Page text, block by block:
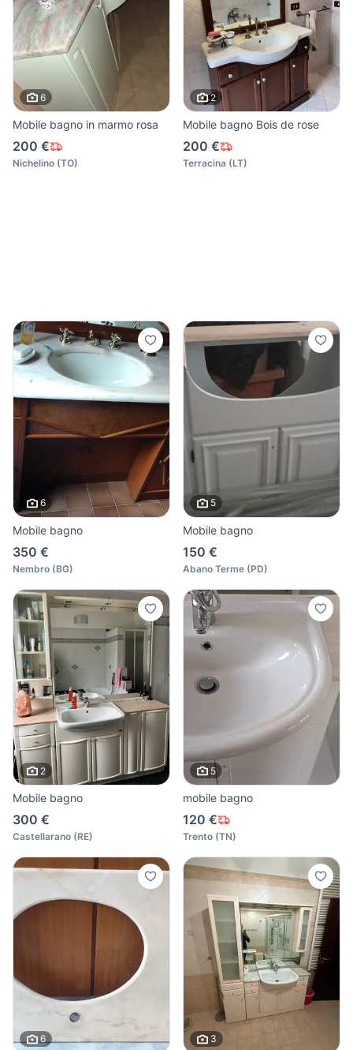
6
Mobile bagno in marmo rosa
200 €
Nichelino (TO)
2
Mobile bagno Bois de rose
200 €
Terracina (LT)
6
Mobile bagno
350 €
Nembro (BG)
5
Mobile bagno
150 €
Abano Terme (PD)
2
Mobile bagno
300 €
Castellarano (RE)
5
mobile bagno
120 €
Trento (TN)
6 3